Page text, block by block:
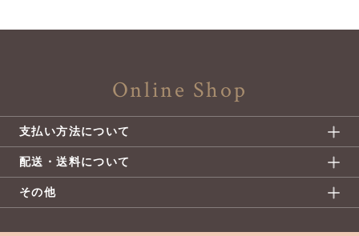
Online Shop
支払い方法について
配送・送料について
その他